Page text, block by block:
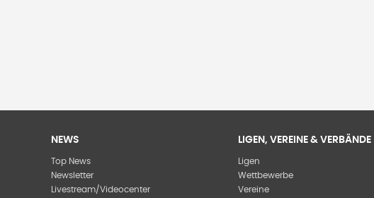
NEWS
Top News
Newsletter
Livestream/Videocenter
LIGEN, VEREINE & VERBÄNDE
Ligen
Wettbewerbe
Vereine